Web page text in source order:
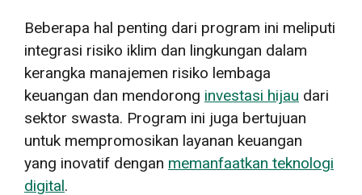
Beberapa hal penting dari program ini meliputi
integrasi risiko iklim dan lingkungan dalam
kerangka manajemen risiko lembaga
keuangan dan mendorong investasi hijau dari
sektor swasta. Program ini juga bertujuan
untuk mempromosikan layanan keuangan
yang inovatif dengan memanfaatkan teknologi
digital.